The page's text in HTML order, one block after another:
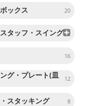
ックス 20
タッフ・スイング
16
グ・プレート(皿 12
スタッキング 8